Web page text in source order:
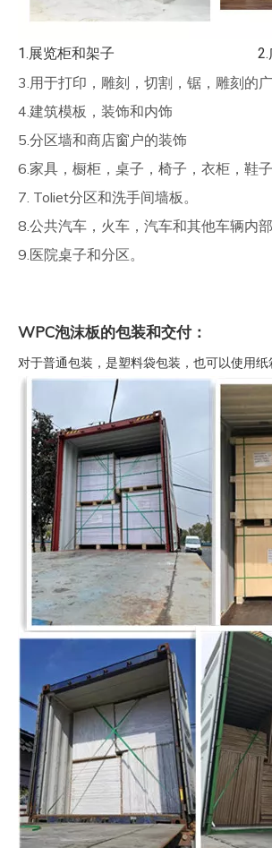
1.展览柜和架子
3.用于打印，雕刻，切割，锯，雕刻的
4.建筑模板，装饰和内饰
5.分区墙和商店窗户的装饰
6.家具，橱柜，桌子，椅子，衣柜，鞋子
7. Toliet分区和洗手间墙板。
8.公共汽车，火车，汽车和其他车辆内部
9.医院桌子和分区。
WPC泡沫板的包装和交付：
对于普通包装，是塑料袋包装，也可以使用纸